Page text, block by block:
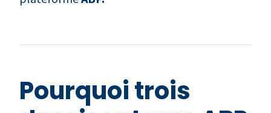
Pourquoi trois